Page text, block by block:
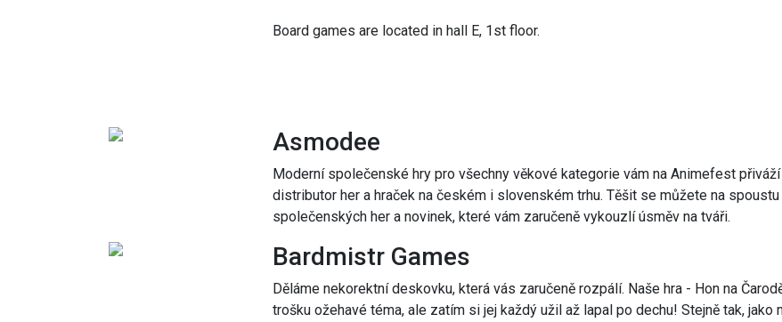
Board games are located in hall E, 1st floor.
Asmodee
Moderní společenské hry pro všechny věkové kategorie vám na Animefest
distributor her a hraček na českém i slovenském trhu. Těšit se můžete na
společenských her a novinek, které vám zaručeně vykouzlí úsměv na tváři.
Bardmistr Games
Děláme nekorektní deskovku, která vás zaručeně rozpálí. Naše hra - Hon na
trošku ožehavé téma, ale zatím si jej každý užil až lapal po dechu! Stejně tak, jako